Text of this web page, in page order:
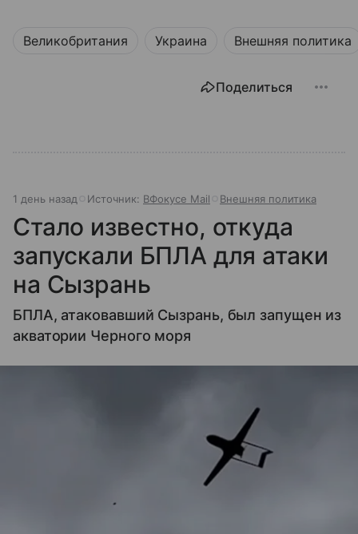
Великобритания Украина Внешняя политика
Поделиться
1 день назад Источник: ВФокусе Mail Внешняя политика
Стало известно, откуда
запускали БПЛА для атаки
на Сызрань
БПЛА, атаковавший Сызрань, был запущен из
акватории Черного моря